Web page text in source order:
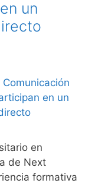
un
en
de Next
formativa